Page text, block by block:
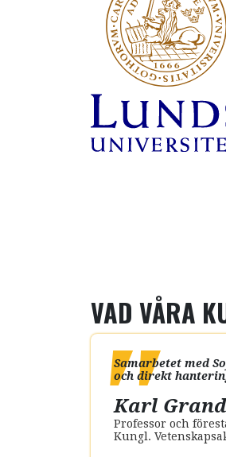
VAD VÅRA
Samarbetet med
och direkt
Karl
Professor och
Kungl.